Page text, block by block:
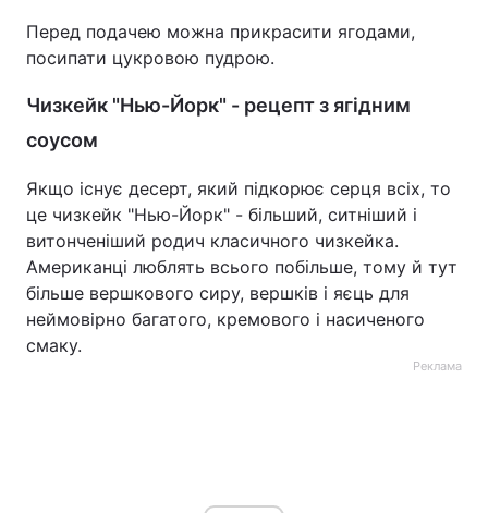
Перед подачею можна прикрасити ягодами,
посипати цукровою пудрою.
Чизкейк "Нью-Йорк" - рецепт з ягідним
соусом
Якщо існує десерт, який підкорює серця всіх, то
це чизкейк "Нью-Йорк" - більший, ситніший і
витонченіший родич класичного чизкейка.
Американці люблять всього побільше, тому й тут
більше вершкового сиру, вершків і яєць для
неймовірно багатого, кремового і насиченого
смаку.
Реклама